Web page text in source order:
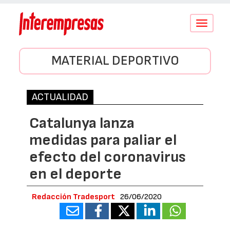
Conmutar
MATERIAL DEPORTIVO
ACTUALIDAD
Catalunya lanza
medidas para paliar el
efecto del coronavirus
en el deporte
Redacción Tradesport 26/06/2020